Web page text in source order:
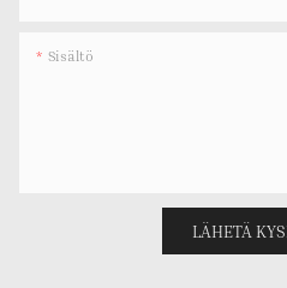
Sisältö
LÄHETÄ